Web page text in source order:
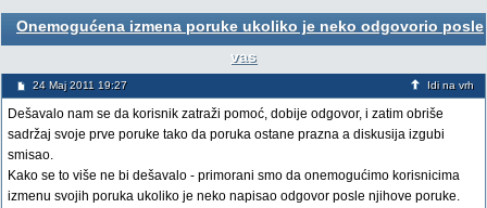
Onemogućena izmena poruke ukoliko je neko odgovorio posle
vas
24 Maj 2011 19:27 Idi na vrh
Dešavalo nam se da korisnik zatraži pomoć, dobije odgovor, i zatim obriše
sadržaj svoje prve poruke tako da poruka ostane prazna a diskusija izgubi
smisao.
Kako se to više ne bi dešavalo - primorani smo da onemogućimo korisnicima
izmenu svojih poruka ukoliko je neko napisao odgovor posle njihove poruke.